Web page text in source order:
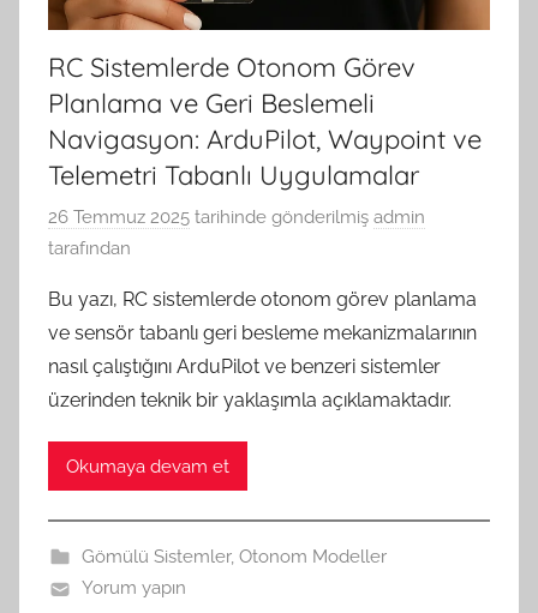
RC Sistemlerde Otonom Görev
Planlama ve Geri Beslemeli
Navigasyon: ArduPilot, Waypoint ve
Telemetri Tabanlı Uygulamalar
26 Temmuz 2025 tarihinde gönderilmiş admin
tarafından
Bu yazı, RC sistemlerde otonom görev planlama
ve sensör tabanlı geri besleme mekanizmalarının
nasıl çalıştığını ArduPilot ve benzeri sistemler
üzerinden teknik bir yaklaşımla açıklamaktadır.
Okumaya devam et
Gömülü Sistemler, Otonom Modeller
Yorum yapın